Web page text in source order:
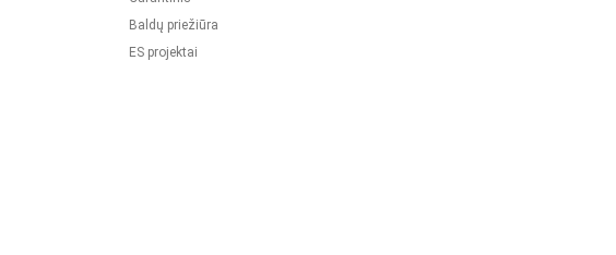
Baldų priežiūra
ES projektai